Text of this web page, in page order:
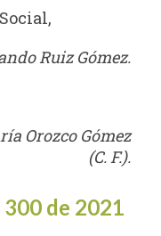
Ruiz Gómez.
Orozco Gómez
(C. F.).
de 2021